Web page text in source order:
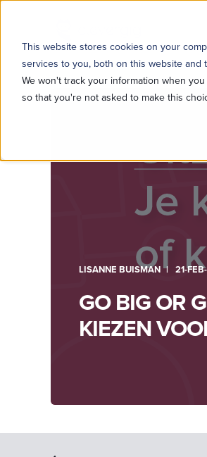
This website stores cookies on your
services to you, both on this website and
We won't track your information when
so that you're not asked to make this
LISANNE BUISMAN 21-
GO BIG OR
KIEZEN